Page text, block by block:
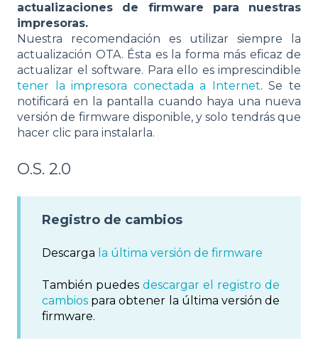
actualizaciones de firmware para nuestras
impresoras.
Nuestra recomendación es utilizar siempre la
actualización OTA. Ésta es la forma más eficaz de
actualizar el software. Para ello es imprescindible
tener la impresora conectada a Internet. Se te
notificará en la pantalla cuando haya una nueva
versión de firmware disponible, y solo tendrás que
hacer clic para instalarla.
O.S. 2.0
Registro de cambios
Descarga la última versión de firmware
También puedes descargar el registro de
cambios para obtener la última versión de
firmware.